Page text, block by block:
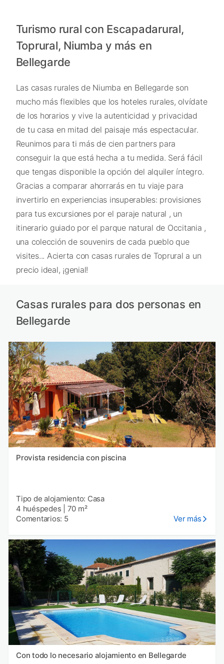
Turismo rural con Escapadarural,
Toprural, Niumba y más en
Bellegarde
Las casas rurales de Niumba en Bellegarde son
mucho más flexibles que los hoteles rurales, olvídate
de los horarios y vive la autenticidad y privacidad
de tu casa en mitad del paisaje más espectacular.
Reunimos para ti más de cien partners para
conseguir la que está hecha a tu medida. Será fácil
que tengas disponible la opción del alquiler íntegro.
Gracias a comparar ahorrarás en tu viaje para
invertirlo en experiencias insuperables: provisiones
para tus excursiones por el paraje natural , un
itinerario guiado por el parque natural de Occitania ,
una colección de souvenirs de cada pueblo que
visites... Acierta con casas rurales de Toprural a un
precio ideal, ¡genial!
Casas rurales para dos personas en
Bellegarde
Provista residencia con piscina
Tipo de alojamiento: Casa
4 huéspedes
70 m²
Comentarios: 5
Ver más
Con todo lo necesario alojamiento en Bellegarde